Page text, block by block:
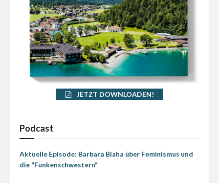
JETZT DOWNLOADEN!
Podcast
Aktuelle Episode: Barbara Blaha über Feminismus und
die "Funkenschwestern"